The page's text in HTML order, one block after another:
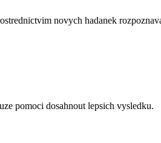
novych hadanek
pomoci dosahnout lepsich vysledku.